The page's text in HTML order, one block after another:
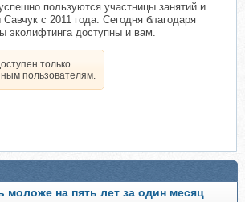
пользуются участницы занятий и
с 2011 года. Сегодня благодаря
эколифтинга доступны и вам.
только
пользователям.
моложе на пять лет за один месяц